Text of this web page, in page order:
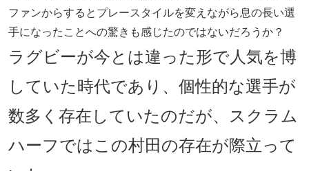
ファンからするとプレースタイルを変えながら息の長い選
手になったことへの驚きも感じたのではないだろうか？
ラグビーが今とは違った形で人気を博
していた時代であり、個性的な選手が
数多く存在していたのだが、スクラム
ハーフではこの村田の存在が際立って